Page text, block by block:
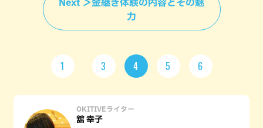
Next ＞金継ぎ体験の内容とその魅
力
1 3 4 5 6
OKITIVEライター
舘 幸子